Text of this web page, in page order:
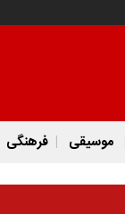
موسیقی فرهنگی